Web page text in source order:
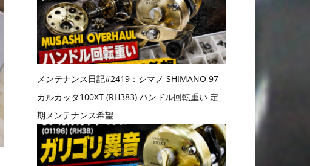
メンテナンス日記#2419：シマノ SHIMANO 97
カルカッタ100XT (RH383) ハンドル回転重い 定
期メンテナンス希望